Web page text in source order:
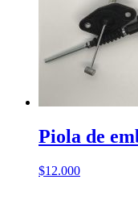
Piola de
$12.000